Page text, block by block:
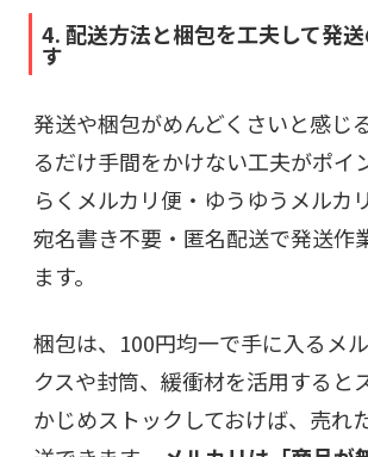
4. 配送方法と梱包を工夫して発
す
発送や梱包がめんどくさいと感じ
るだけ手間をかけない工夫がポイ
らくメルカリ便・ゆうゆうメルカ
宛名書き不要・匿名配送で発送作
ます。
梱包は、100円均一で手に入るメ
クスや封筒、緩衝材を活用すると
かじめストックしておけば、売れ